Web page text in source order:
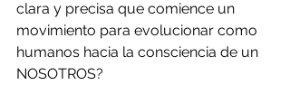
clara y precisa que comience un
movimiento para evolucionar como
humanos hacia la consciencia de un
NOSOTROS?